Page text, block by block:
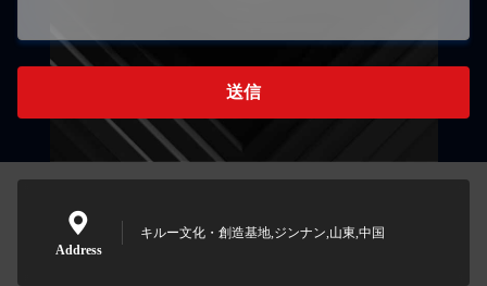
送信
Address
キルー文化・創造基地,ジンナン,山東,中国